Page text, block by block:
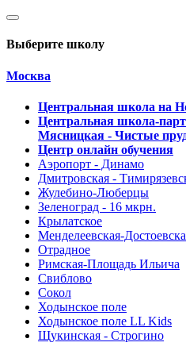
Выберите школу
Москва
Центральная школа на
Центральная школа-
Мясницкая - Чистые
Центр онлайн обучения
Аэропорт - Динамо
Дмитровская -
Жулебино-Люберцы
Зеленоград - 16 мкрн.
Крылатское
Менделеевская-
Отрадное
Римская-Площадь Ильича
Свиблово
Сокол
Ходынское поле
Ходынское поле LL Kids
Щукинская - Строгино